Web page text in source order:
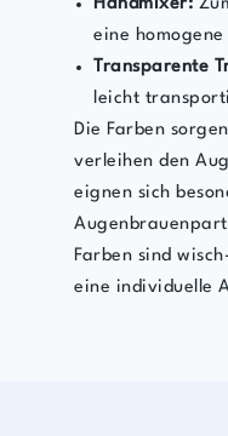
Handmixer:
eine homogene
Transparente
leicht
Die Farben
verleihen den
eignen sich
Farben sind
eine individuelle